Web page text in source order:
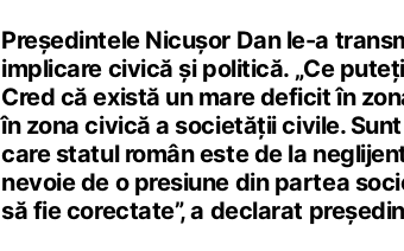
Președintele Nicușor Dan le-a
implicare civică și politică. „Ce
Cred că există un mare deficit în
în zona civică a societății civile.
care statul român este de la
nevoie de o presiune din partea
să fie corectate”, a declarat